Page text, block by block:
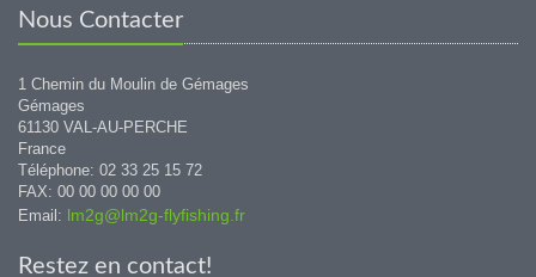
Nous Contacter
1 Chemin du Moulin de Gémages
Gémages
61130 VAL-AU-PERCHE
France
Téléphone: 02 33 25 15 72
FAX: 00 00 00 00 00
Email: lm2g@lm2g-flyfishing.fr
Restez en contact!